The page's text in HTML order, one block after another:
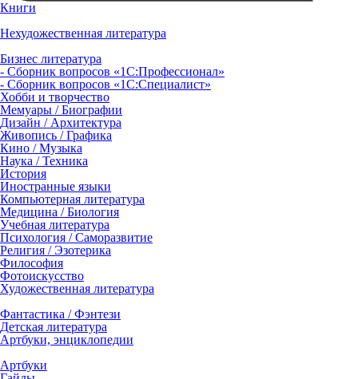
Книги
Нехудожественная литература
Бизнес литература
- Сборник вопросов «1С:Профессионал»
- Сборник вопросов «1С:Специалист»
Хобби и творчество
Мемуары / Биографии
Дизайн / Архитектура
Живопись / Графика
Кино / Музыка
Наука / Техника
История
Иностранные языки
Компьютерная литература
Медицина / Биология
Учебная литература
Психология / Саморазвитие
Религия / Эзотерика
Философия
Фотоискусство
Художественная литература
Фантастика / Фэнтези
Детская литература
Артбуки, энциклопедии
Артбуки